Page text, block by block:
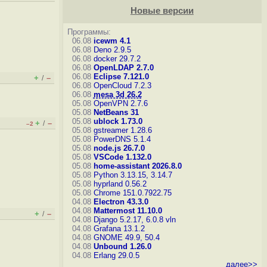
+ / –
–2 + / –
+ / –
Новые версии
Программы:
06.08 icewm 4.1
06.08 Deno 2.9.5
06.08 docker 29.7.2
06.08 OpenLDAP 2.7.0
06.08 Eclipse 7.121.0
06.08 OpenCloud 7.2.3
06.08 mesa 3d 26.2
05.08 OpenVPN 2.7.6
05.08 NetBeans 31
05.08 ublock 1.73.0
05.08 gstreamer 1.28.6
05.08 PowerDNS 5.1.4
05.08 node.js 26.7.0
05.08 VSCode 1.132.0
05.08 home-assistant 2026.8.0
05.08 Python 3.13.15, 3.14.7
05.08 hyprland 0.56.2
05.08 Chrome 151.0.7922.75
04.08 Electron 43.3.0
04.08 Mattermost 11.10.0
04.08 Django 5.2.17, 6.0.8 vln
04.08 Grafana 13.1.2
04.08 GNOME 49.9, 50.4
04.08 Unbound 1.26.0
04.08 Erlang 29.0.5
далее>>